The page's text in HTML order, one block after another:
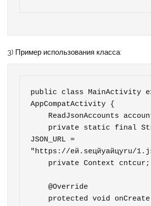
3) Пример использования класса:
public class MainActivity
AppCompatActivity {
JSON_URL =
"https://eй.seцйуайцуru/
    @Override